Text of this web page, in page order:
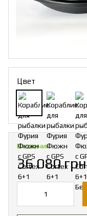
Цвет
В наличии
36 080 грн